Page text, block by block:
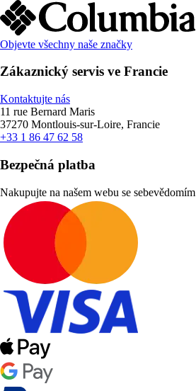
Objevte všechny naše značky
Zákaznický servis ve Francie
Kontaktujte nás
11 rue Bernard Maris
37270 Montlouis-sur-Loire, Francie
+33 1 86 47 62 58
Bezpečná platba
Nakupujte na našem webu se sebevědomím